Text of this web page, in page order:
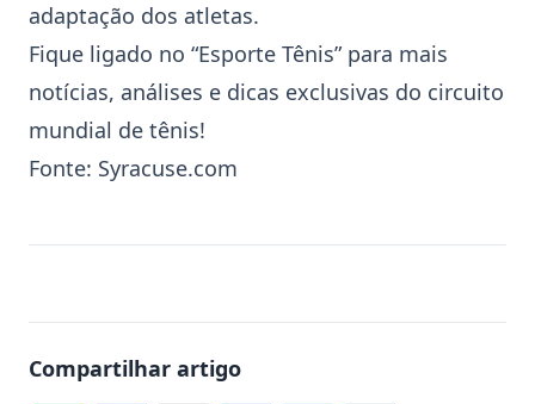
adaptação dos atletas.
Fique ligado no “Esporte Tênis” para mais
notícias, análises e dicas exclusivas do circuito
mundial de tênis!
Fonte: Syracuse.com
Compartilhar artigo